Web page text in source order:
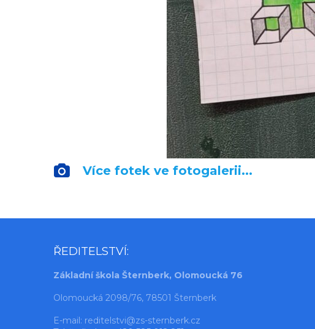
Více fotek ve fotogalerii...
ŘEDITELSTVÍ:
Základní škola Šternberk, Olomoucká 76
Olomoucká 2098/76, 78501 Šternberk
E-mail: reditelstvi@zs-sternberk.cz